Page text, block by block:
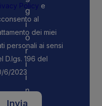
g
i
o
r
i
i
n
f
Policy e
al
dei miei
personali ai sensi
D.lgs. 196 del
6/2023